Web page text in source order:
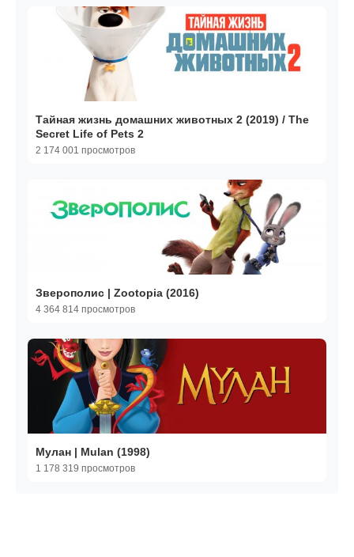
Тайная жизнь домашних животных 2 (2019) / The
Secret Life of Pets 2
2 174 001 просмотров
Зверополис | Zootopia (2016)
4 364 814 просмотров
Мулан | Mulan (1998)
1 178 319 просмотров